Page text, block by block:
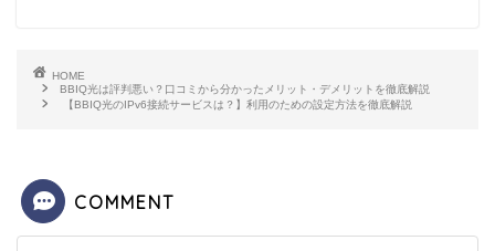
HOME
BBIQ光は評判悪い？口コミから分かったメリット・デメリットを徹底解説
【BBIQ光のIPv6接続サービスは？】利用のための設定方法を徹底解説
COMMENT